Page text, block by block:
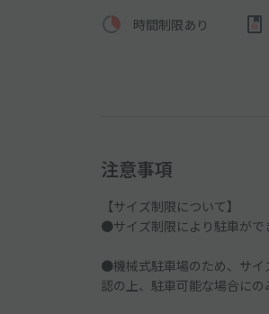
時間制限あり
注意事項
【サイズ制限について】
●サイズ制限により駐車がで
●機械式駐車場のため、サイ
認の上、駐車可能な場合にの